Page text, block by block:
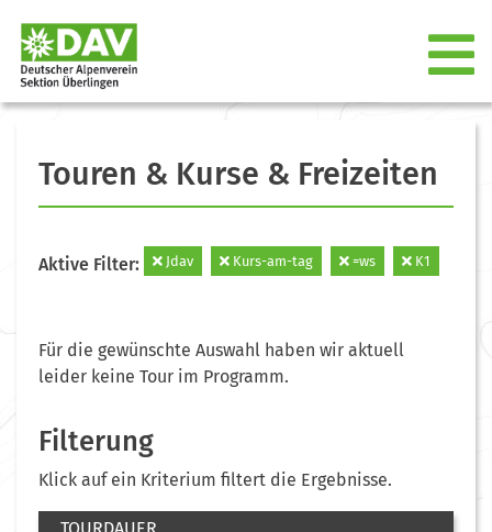
Touren & Kurse & Freizeiten
Aktive Filter: Jdav Kurs-am-tag =ws K1
Für die gewünschte Auswahl haben wir aktuell
leider keine Tour im Programm.
Filterung
Klick auf ein Kriterium filtert die Ergebnisse.
TOURDAUER